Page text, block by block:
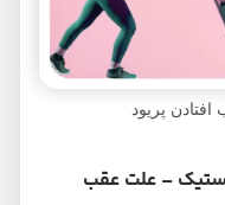
پریود
– علت عقب